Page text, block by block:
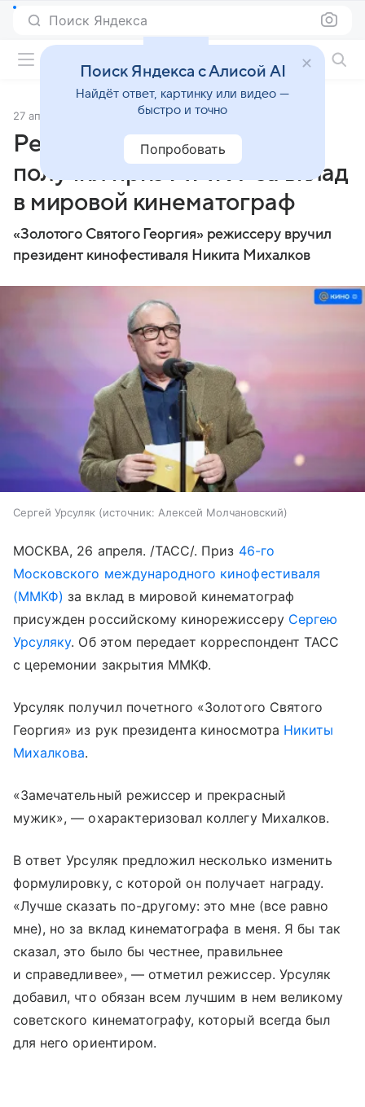
Поиск Яндекса
27 апреля 2024 Источник:ТАСС
Режиссер Сергей Урсуляк
получил приз ММКФ за вклад
в мировой кинематограф
«Золотого Святого Георгия» режиссеру вручил
президент кинофестиваля Никита Михалков
Сергей Урсуляк источник: Алексей Молчановский
МОСКВА, 26 апреля. /ТАСС/. Приз 46-го
Московского международного кинофестиваля
(ММКФ) за вклад в мировой кинематограф
присужден российскому кинорежиссеру Сергею
Урсуляку. Об этом передает корреспондент ТАСС
с церемонии закрытия ММКФ.
Урсуляк получил почетного «Золотого Святого
Георгия» из рук президента киносмотра Никиты
Михалкова.
«Замечательный режиссер и прекрасный
мужик», — охарактеризовал коллегу Михалков.
В ответ Урсуляк предложил несколько изменить
формулировку, с которой он получает награду.
«Лучше сказать по-другому: это мне (все равно
мне), но за вклад кинематографа в меня. Я бы так
сказал, это было бы честнее, правильнее
и справедливее», — отметил режиссер. Урсуляк
добавил, что обязан всем лучшим в нем великому
советского кинематографу, который всегда был
для него ориентиром.
Поиск Яндекса с Алисой AI
Найдёт ответ, картинку или видео —
быстро и точно
Попробовать